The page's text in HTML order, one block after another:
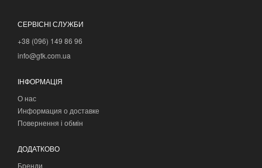
СЕРВІСНІ СЛУЖБИ
+38 (096) 149 86 96
info@gtk.com.ua
ІНФОРМАЦІЯ
О нас
Информация о доставке
Повернення і обмін
ДОДАТКОВО
Бренди